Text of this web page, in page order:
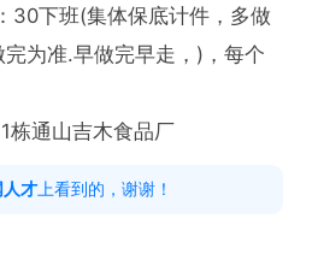
30下班(集体保底计件，多做
为准.早做完早走，)，每个
栋通山吉木食品厂
才 上看到的，谢谢！